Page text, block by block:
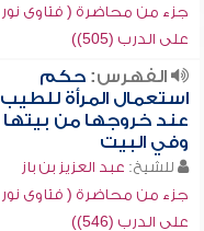
جزء من محاضرة ( فتاوى نور
على الدرب (505))
الفهرس:حكم
استعمال المرأة للطيب
عند خروجها من بيتها
وفي البيت
للشيخ: عبد العزيز بن باز
جزء من محاضرة ( فتاوى نور
على الدرب (546))